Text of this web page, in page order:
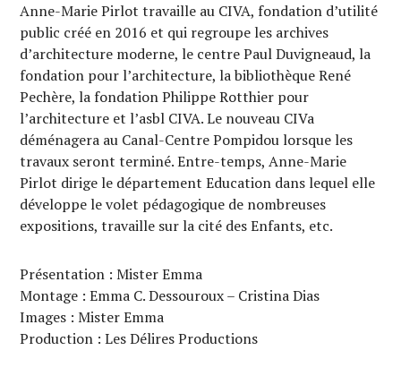
Anne-Marie Pirlot travaille au CIVA, fondation d’utilité
public créé en 2016 et qui regroupe les archives
d’architecture moderne, le centre Paul Duvigneaud, la
fondation pour l’architecture, la bibliothèque René
Pechère, la fondation Philippe Rotthier pour
l’architecture et l’asbl CIVA. Le nouveau CIVa
déménagera au Canal-Centre Pompidou lorsque les
travaux seront terminé. Entre-temps, Anne-Marie
Pirlot dirige le département Education dans lequel elle
développe le volet pédagogique de nombreuses
expositions, travaille sur la cité des Enfants, etc.
Présentation : Mister Emma
Montage : Emma C. Dessouroux – Cristina Dias
Images : Mister Emma
Production : Les Délires Productions